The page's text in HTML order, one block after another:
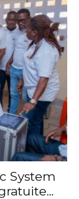
System